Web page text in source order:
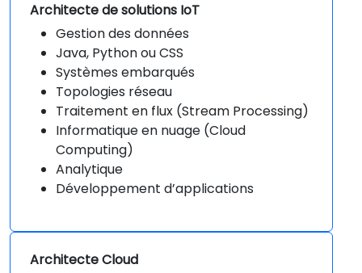
Architecte de solutions IoT
Gestion des données
Java, Python ou CSS
Systèmes embarqués
Topologies réseau
Traitement en flux (Stream Processing)
Informatique en nuage (Cloud
Computing)
Analytique
Développement d’applications
Architecte Cloud